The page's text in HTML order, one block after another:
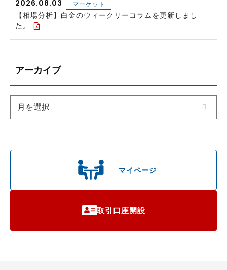
マイページ
取引口座開設
2026.08.03 マーケット
【相場分析】白金のウィークリーコラムを更新しまし
た。
アーカイブ